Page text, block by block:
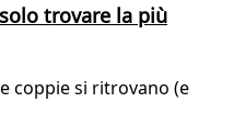
trovare la più
coppie si ritrovano (e